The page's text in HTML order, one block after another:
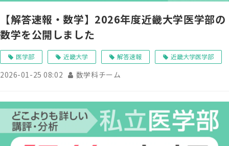
【解答速報・数学】2026年度近畿大学医学部の
数学を公開しました
医学部 近畿大学 解答速報 近畿大学医学部
2026-01-25 08:02 数学科チーム